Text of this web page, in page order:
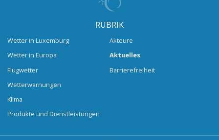
RUBRIK
Wetter in Luxemburg
Wetter in Europa
Flugwetter
Wetterwarnungen
Klima
Produkte und Dienstleistungen
Akteure
Aktuelles
Barrierefreiheit